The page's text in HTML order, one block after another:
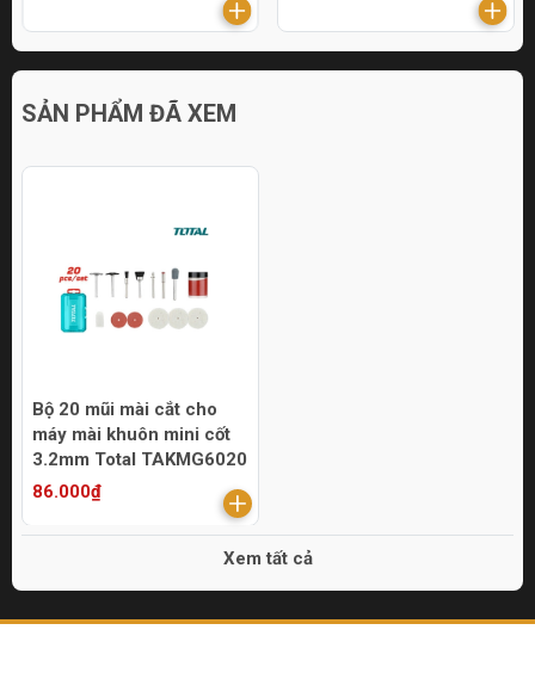
SẢN PHẨM ĐÃ XEM
Bộ 20 mũi mài cắt cho
máy mài khuôn mini cốt
3.2mm Total TAKMG6020
86.000₫
Xem tất cả